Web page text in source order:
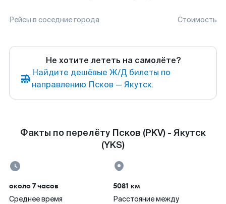
Рейсы в соседние города Стоимость
Не хотите лететь на самолёте?
Найдите дешёвые Ж/Д билеты по
направлению Псков — Якутск.
Факты по перелёту Псков (PKV) - Якутск
(YKS)
около 7 часов
Среднее время
5081 км
Расстояние между